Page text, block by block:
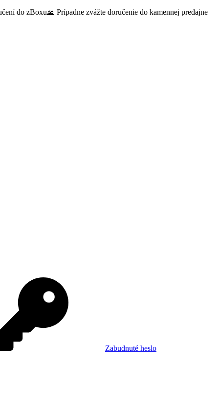
do zBoxu🙏 Prípadne zvážte doručenie do kamennej predajne
Zabudnuté heslo